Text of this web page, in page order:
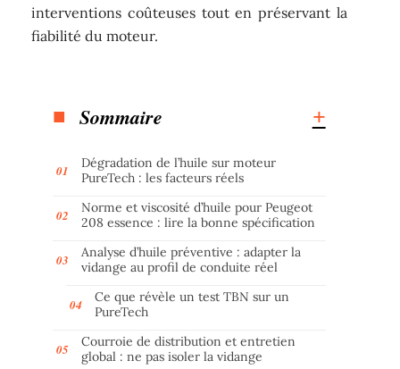
interventions coûteuses tout en préservant la
fiabilité du moteur.
Sommaire
Dégradation de l’huile sur moteur
PureTech : les facteurs réels
Norme et viscosité d’huile pour Peugeot
208 essence : lire la bonne spécification
Analyse d’huile préventive : adapter la
vidange au profil de conduite réel
Ce que révèle un test TBN sur un
PureTech
Courroie de distribution et entretien
global : ne pas isoler la vidange